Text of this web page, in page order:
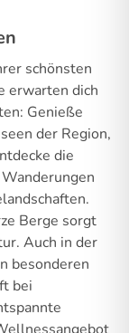
schönsten
erwarten dich
Genieße
der Region,
die
Berge sorgt
Auch in der
besonderen
bei